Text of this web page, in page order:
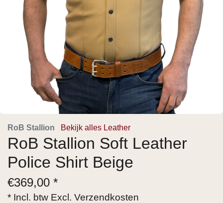
RoB Stallion Bekijk alles Leather
RoB Stallion Soft Leather
Police Shirt Beige
€369,00 *
* Incl. btw Excl. Verzendkosten